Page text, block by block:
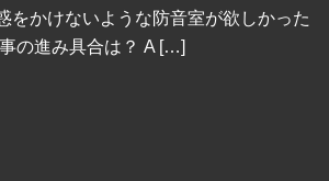
をかけないような防音室が欲しかった
の進み具合は？ A […]